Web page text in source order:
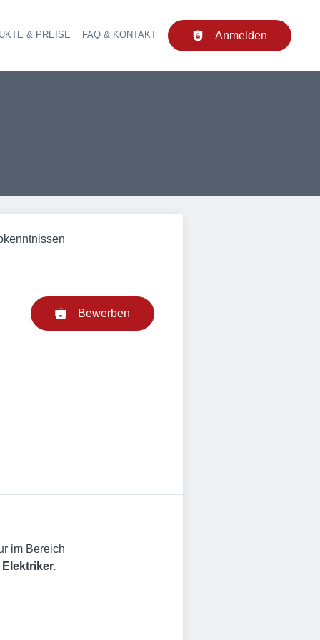
Navigation
& PREISE FAQ & KONTAKT Anmelden
Bewerben
im Bereich
Elektriker.